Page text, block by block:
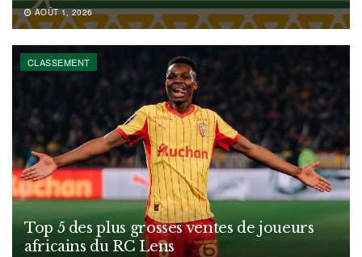
AOÛT 1, 2026
CLASSEMENT
Top 5 des plus grosses ventes de joueurs
africains du RC Lens